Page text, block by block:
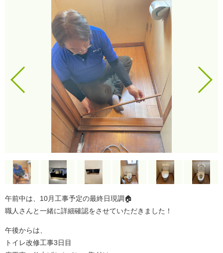
午前中は、10月工事予定の最終日現調🏠
職人さんと一緒に詳細確認をさせていただきました！
午後からは、
トイレ改修工事3日目